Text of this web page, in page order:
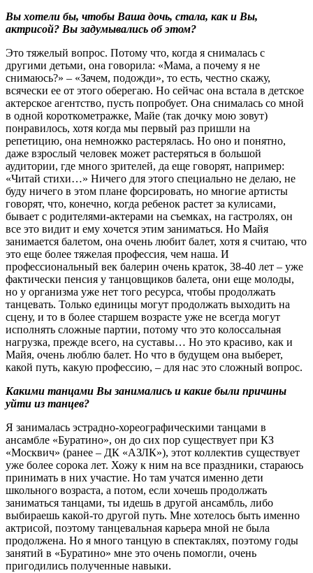
Вы хотели бы, чтобы Ваша дочь, стала, как и Вы,
актрисой? Вы задумывались об этом?
Это тяжелый вопрос. Потому что, когда я снималась с
другими детьми, она говорила: «Мама, а почему я не
снимаюсь?» – «Зачем, подожди», то есть, честно скажу,
всячески ее от этого оберегаю. Но сейчас она встала в детское
актерское агентство, пусть попробует. Она снималась со мной
в одной короткометражке, Майе (так дочку мою зовут)
понравилось, хотя когда мы первый раз пришли на
репетицию, она немножко растерялась. Но оно и понятно,
даже взрослый человек может растеряться в большой
аудитории, где много зрителей, да еще говорят, например:
«Читай стихи…» Ничего для этого специально не делаю, не
буду ничего в этом плане форсировать, но многие артисты
говорят, что, конечно, когда ребенок растет за кулисами,
бывает с родителями-актерами на съемках, на гастролях, он
все это видит и ему хочется этим заниматься. Но Майя
занимается балетом, она очень любит балет, хотя я считаю, что
это еще более тяжелая профессия, чем наша. И
профессиональный век балерин очень краток, 38-40 лет – уже
фактически пенсия у танцовщиков балета, они еще молоды,
но у организма уже нет того ресурса, чтобы продолжать
танцевать. Только единицы могут продолжать выходить на
сцену, и то в более старшем возрасте уже не всегда могут
исполнять сложные партии, потому что это колоссальная
нагрузка, прежде всего, на суставы… Но это красиво, как и
Майя, очень люблю балет. Но что в будущем она выберет,
какой путь, какую профессию, – для нас это сложный вопрос.
Какими танцами Вы занимались и какие были причины
уйти из танцев?
Я занималась эстрадно-хореографическими танцами в
ансамбле «Буратино», он до сих пор существует при КЗ
«Москвич» (ранее – ДК «АЗЛК»), этот коллектив существует
уже более сорока лет. Хожу к ним на все праздники, стараюсь
принимать в них участие. Но там учатся именно дети
школьного возраста, а потом, если хочешь продолжать
заниматься танцами, ты идешь в другой ансамбль, либо
выбираешь какой-то другой путь. Мне хотелось быть именно
актрисой, поэтому танцевальная карьера мной не была
продолжена. Но я много танцую в спектаклях, поэтому годы
занятий в «Буратино» мне это очень помогли, очень
пригодились полученные навыки.